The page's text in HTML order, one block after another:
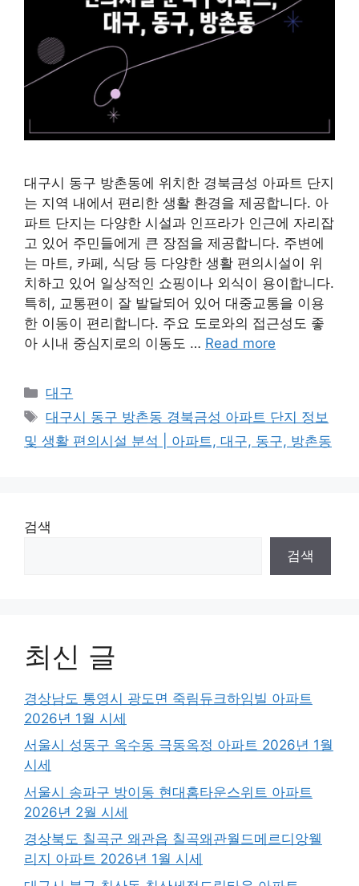
대구시 동구 방촌동에 위치한 경북금성 아파트 단지
는 지역 내에서 편리한 생활 환경을 제공합니다. 아
파트 단지는 다양한 시설과 인프라가 인근에 자리잡
고 있어 주민들에게 큰 장점을 제공합니다. 주변에
는 마트, 카페, 식당 등 다양한 생활 편의시설이 위
치하고 있어 일상적인 쇼핑이나 외식이 용이합니다.
특히, 교통편이 잘 발달되어 있어 대중교통을 이용
한 이동이 편리합니다. 주요 도로와의 접근성도 좋
아 시내 중심지로의 이동도 … Read more
Categories
대구
Tags
대구시 동구 방촌동 경북금성 아파트 단지 정보
및 생활 편의시설 분석 | 아파트, 대구, 동구, 방촌동
검색
검색
최신 글
경상남도 통영시 광도면 죽림듀크하임빌 아파트
2026년 1월 시세
서울시 성동구 옥수동 극동옥정 아파트 2026년 1월
시세
서울시 송파구 방이동 현대홈타운스위트 아파트
2026년 2월 시세
경상북도 칠곡군 왜관읍 칠곡왜관월드메르디앙웰
리지 아파트 2026년 1월 시세